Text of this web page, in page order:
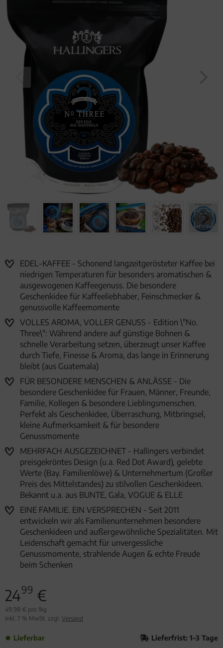
EDEL-KAFFEE - Schonend langzeitgerösteter Kaffee bei
niedrigen Temperaturen für besonders aromatischen &
ausgewogenen Kaffeegenuss. Die besondere
Geschenkidee für Kaffeeliebhaber, Feinschmecker &
genussvolle Kaffeemomente
VOLLES AROMA, VOLLER GENUSS - Edition \"No.
Three\": Während andere auf günstige Bohnen &
schnelle Verarbeitung setzen, überzeugt unser Kaffee
durch Tiefe, Finesse & Aroma, das lange in Erinnerung
bleibt (aus Guatemala)
FÜR BESONDERE MENSCHEN & ANLÄSSE - Die
besondere Geschenkidee für Frauen, Männer, Freunde,
Familie, Kollegen & besondere Lieblingsmenschen.
Perfekt als Geschenkidee, Überraschung, Mitbringsel,
kleine Aufmerksamkeit & für besondere
Genussmomente
MEHRFACH AUSGEZEICHNET - Hallingers verbindet
preisgekröntes Design (u.a. Red Dot Award), gelebte
Werte (Bay. Familienlöwe) & Unternehmertum (Großer
Preis des Mittelstandes) zu stilvollen Geschenkideen.
Bekannt u.a. aus BUNTE, Gala, VOGUE & ELLE
EINE FAMILIE. EIN VERSPRECHEN - Seit 2011
entwickeln wir als Familienunternehmen besondere
Geschenkideen und außergewöhnliche Spezialitäten. Mit
Leidenschaft gemacht für unvergessliche
Genussmomente, strahlende Augen & echte Freude
beim Schenken
2499 €
49,98 € pro 1kg
inkl. 7 % MwSt. zzgl. Versand
Lieferbar Lieferfrist: 1-3 Tage
Geburtstag
Bayern